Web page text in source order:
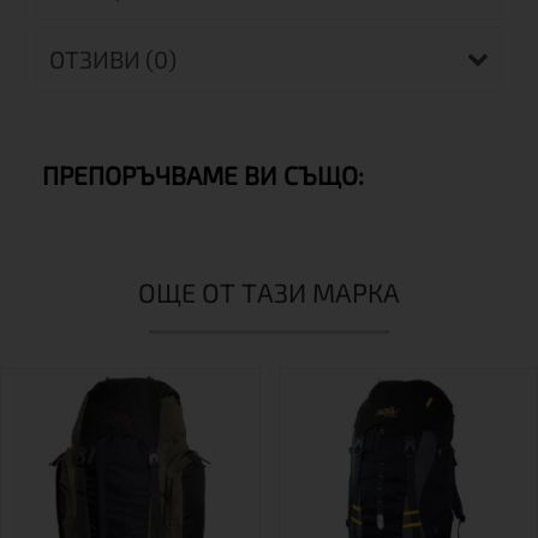
ОТЗИВИ (0)
ПРЕПОРЪЧВАМЕ ВИ СЪЩО:
ОЩЕ ОТ ТАЗИ МАРКА